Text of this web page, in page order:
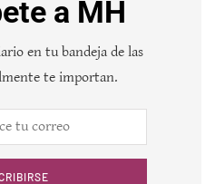
a MH
en tu bandeja de las
te importan.